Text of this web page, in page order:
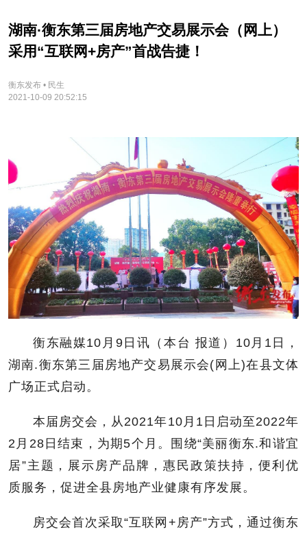
湖南·衡东第三届房地产交易展示会（网上）
采用“互联网+房产”首战告捷！
衡东发布 • 民生
2021-10-09 20:52:15
衡东融媒10月9日讯（本台 报道）10月1日，
湖南.衡东第三届房地产交易展示会(网上)在县文体
广场正式启动。
本届房交会，从2021年10月1日启动至2022年
2月28日结束，为期5个月。围绕“美丽衡东.和谐宜
居”主题，展示房产品牌，惠民政策扶持，便利优
质服务，促进全县房地产业健康有序发展。
房交会首次采取“互联网+房产”方式，通过衡东